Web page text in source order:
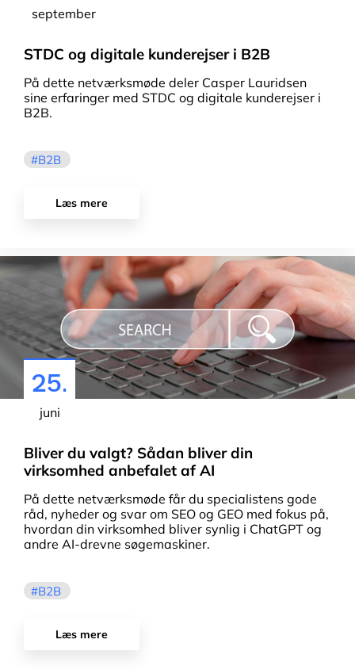
september
STDC og digitale kunderejser i B2B
På dette netværksmøde deler Casper Lauridsen
sine erfaringer med STDC og digitale kunderejser i
B2B.
B2B
Læs mere
25.
juni
Bliver du valgt? Sådan bliver din
virksomhed anbefalet af AI
På dette netværksmøde får du specialistens gode
råd, nyheder og svar om SEO og GEO med fokus på,
hvordan din virksomhed bliver synlig i ChatGPT og
andre AI-drevne søgemaskiner.
B2B
Læs mere